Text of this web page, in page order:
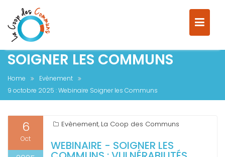
9 OCTOBRE 2025 : WEBINAIRE
SOIGNER LES COMMUNS
Home
Evènement
9 octobre 2025 : Webinaire Soigner les Communs
6
Oct
Evènement, La Coop des Communs
WEBINAIRE - SOIGNER LES